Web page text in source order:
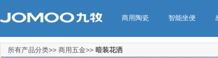
商用陶瓷 智能坐便
所有产品分类>> 商用五金>> 暗装花洒